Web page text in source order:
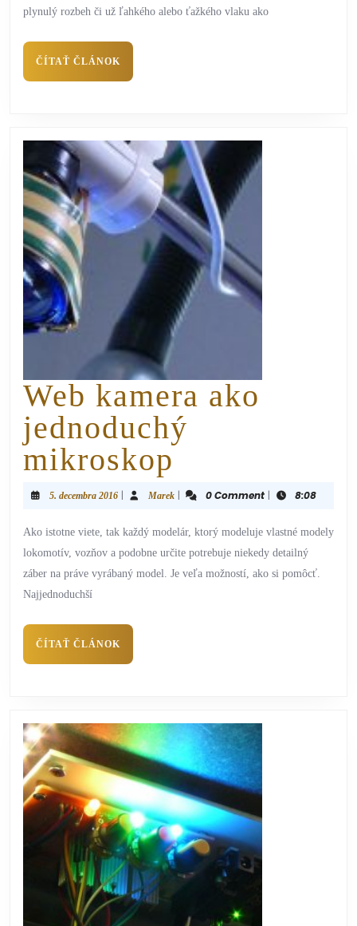
plynulý rozbeh či už ľahkého alebo ťažkého vlaku ako
ČÍTAŤ ČLÁNOK
Web kamera ako
jednoduchý
mikroskop
5. decembra 2016 | Marek | 0 Comment | 8:08
Ako istotne viete, tak každý modelár, ktorý modeluje vlastné modely
lokomotív, vozňov a podobne určite potrebuje niekedy detailný
záber na práve vyrábaný model. Je veľa možností, ako si pomôcť.
Najjednoduchší
ČÍTAŤ ČLÁNOK